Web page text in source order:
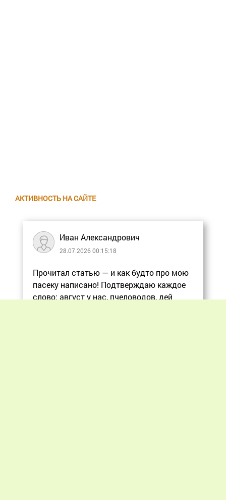
АКТИВНОСТЬ НА САЙТЕ
Иван Александрович
28.07.2026 00:15:18
Прочитал статью — и как будто про мою
пасеку написано! Подтверждаю каждое
слово: август у нас, пчеловодов, дей